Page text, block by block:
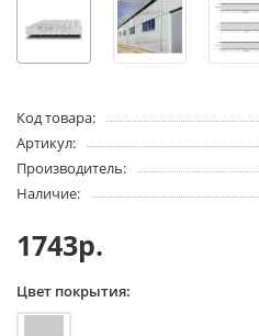
Код товара:
Артикул:
Производитель:
Наличие:
1743р.
Цвет покрытия: